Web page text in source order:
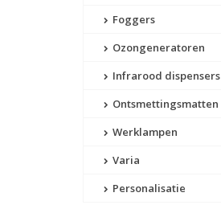
Foggers
Ozongeneratoren
Infrarood dispensers
Ontsmettingsmatten
Werklampen
Varia
Personalisatie